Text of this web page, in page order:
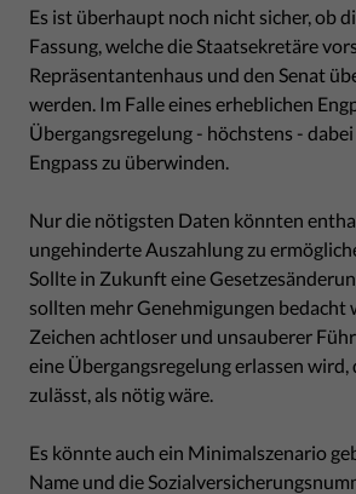
Es ist überhaupt noch nicht sicher, ob
Fassung, welche die Staatsekretäre
Repräsentantenhaus und den Senat
werden. Im Falle eines erheblichen
Übergangsregelung - höchstens -
Engpass zu überwinden.
Nur die nötigsten Daten könnten
ungehinderte Auszahlung zu
Sollte in Zukunft eine
sollten mehr Genehmigungen bedacht
Zeichen achtloser und unsauberer
eine Übergangsregelung erlassen
zulässt, als nötig wäre.
Es könnte auch ein Minimalszenario
Name und die